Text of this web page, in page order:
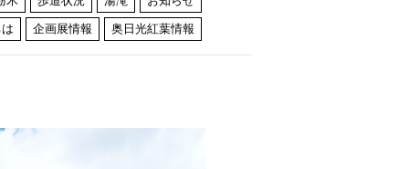
企画展情報 奥日光紅葉情報